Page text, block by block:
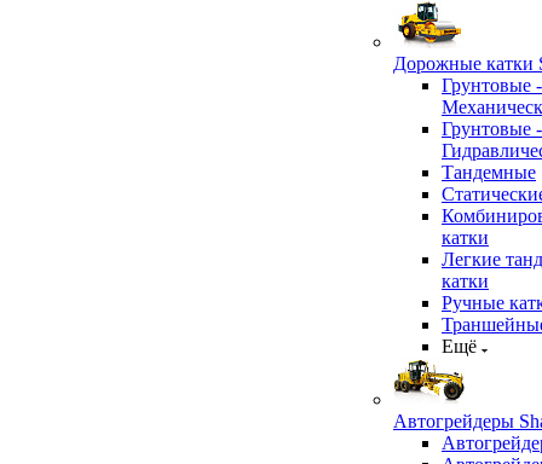
Дорожные катки
Грунтовые -
Грунтовые -
Тандемные
катки
Легкие
катки
Ручные
Ещё
Автогрейдеры